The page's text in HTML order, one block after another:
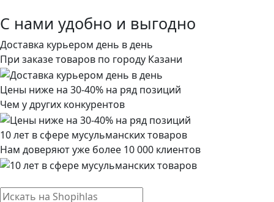
С нами удобно и выгодно
Доставка курьером день в день
При заказе товаров по городу Казани
Цены ниже на 30-40% на ряд позиций
Чем у других конкурентов
10 лет в сфере мусульманских товаров
Нам доверяют уже более 10 000 клиентов